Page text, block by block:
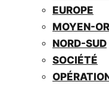
EUROPE
MOYEN-
NORD-SUD
SOCIÉTÉ